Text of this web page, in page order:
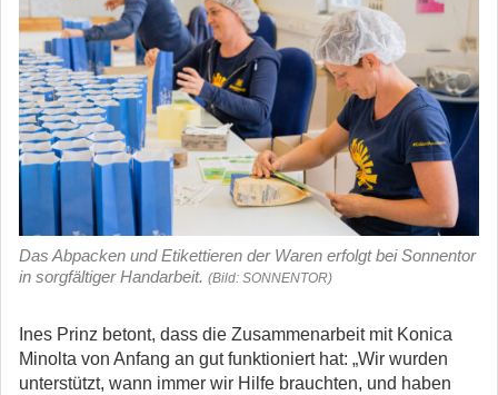
Das Abpacken und Etikettieren der Waren erfolgt bei Sonnentor
in sorgfältiger Handarbeit. (Bild: SONNENTOR)
Ines Prinz betont, dass die Zusammenarbeit mit Konica
Minolta von Anfang an gut funktioniert hat: „Wir wurden
unterstützt, wann immer wir Hilfe brauchten, und haben